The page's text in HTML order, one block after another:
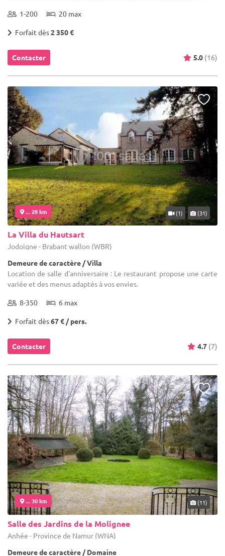
1-200 20 max
Forfait dès2 350 €
Contacter 5.0 (16)
... 28 km (1) (31)
La Villa du Hautsart
Jodoigne - Brabant wallon (WBR)
Demeure de caractère / Villa
Location de salle d'anniversaire : Le restaurant propose une carte
variée et des menus adaptés à vos envies.
8-350 6 max
Forfait dès67 € / pers.
Contacter 4.7 (7)
... 30 km (11)
Salle des Jardins de la Molignee
Anhée - Province de Namur (WNA)
Demeure de caractère / Domaine